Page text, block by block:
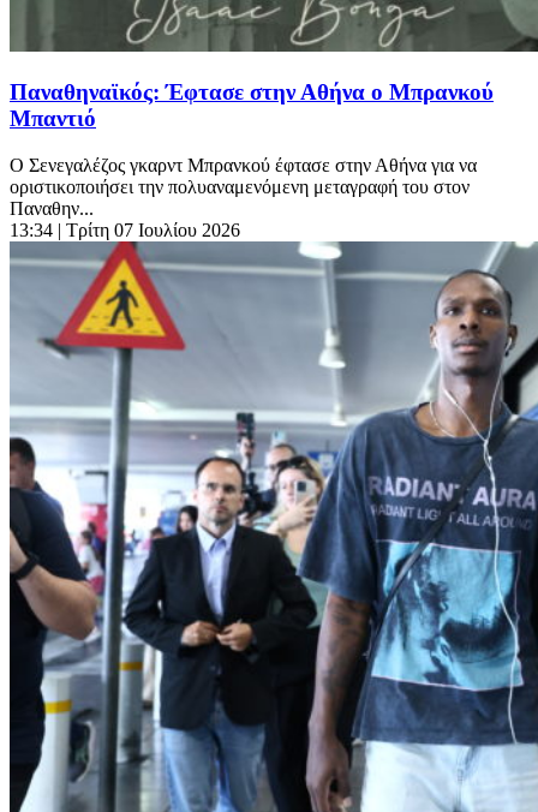
Παναθηναϊκός: Έφτασε στην Αθήνα ο Μπρανκού
Μπαντιό
Ο Σενεγαλέζος γκαρντ Μπρανκού έφτασε στην Αθήνα για να
οριστικοποιήσει την πολυαναμενόμενη μεταγραφή του στον
Παναθην...
13:34 | Τρίτη 07 Ιουλίου 2026